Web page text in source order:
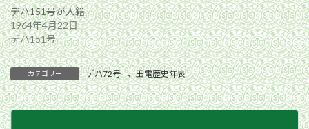
デハ151号が入籍
1964年4月22日
デハ151号
カテゴリー デハ72号 、玉電歴史年表